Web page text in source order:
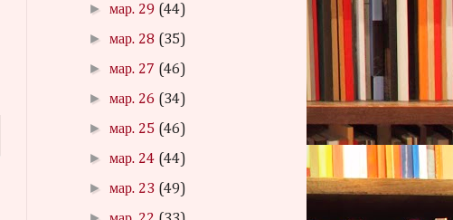
►мар. 29 (44)
►мар. 28 (35)
►мар. 27 (46)
►мар. 26 (34)
►мар. 25 (46)
►мар. 24 (44)
►мар. 23 (49)